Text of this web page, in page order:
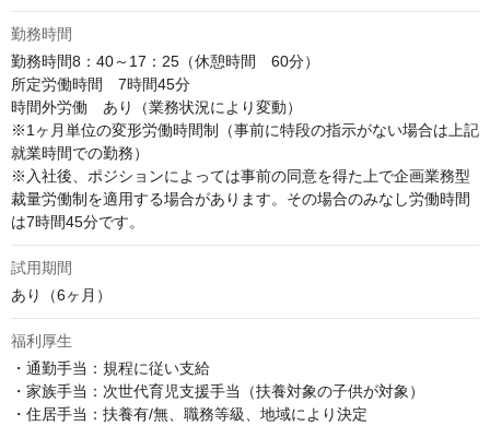
勤務時間
勤務時間8：40～17：25（休憩時間　60分）
所定労働時間　7時間45分
時間外労働　あり（業務状況により変動）
※1ヶ月単位の変形労働時間制（事前に特段の指示がない場合は上記
就業時間での勤務）
※入社後、ポジションによっては事前の同意を得た上で企画業務型
裁量労働制を適用する場合があります。その場合のみなし労働時間
は7時間45分です。
試用期間
あり（6ヶ月）
福利厚生
・通勤手当：規程に従い支給
・家族手当：次世代育児支援手当（扶養対象の子供が対象）
・住居手当：扶養有/無、職務等級、地域により決定